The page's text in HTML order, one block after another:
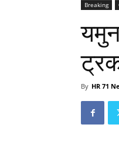
Breaking
By HR 71